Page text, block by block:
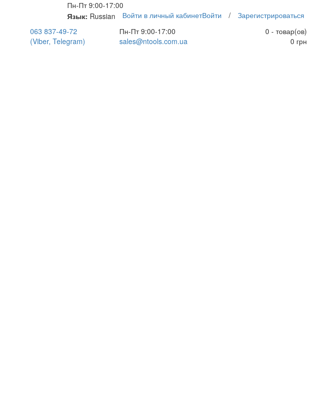
Пн-Пт 9:00-17:00
Язык: Russian Войти в личный кабинетВойти /
Зарегистрироваться
063 837-49-72
(Viber, Telegram)
Пн-Пт 9:00-17:00
sales@ntools.com.ua
0 - товар(ов)
0 грн